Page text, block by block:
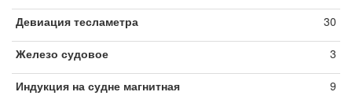
Девиация тесламетра 30
Железо судовое 3
Индукция на судне магнитная 9